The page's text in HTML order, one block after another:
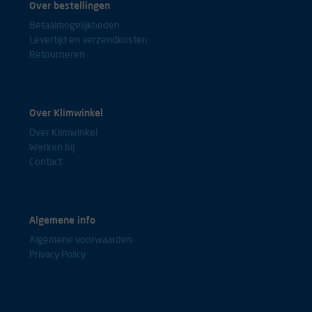
Mijn atc ( deels) vervangen met dit half dynamische zeker apparaat.
Voelt gelijk goed veilg en werkt intuïtief. En blokkeert dus bij veel
hoeken zelf. Een clipon ( meer zekerheid) heb ik nog niet, is los
Ligt goed in de hand. Werkt vlot met verschillende touw diktes. Mijn
Over bestellingen
Betaalmogelijkheden
Levertijd en verzendkosten
Retourneren
Over Klimwinkel
Over Klimwinkel
Werken bij
Contact
Algemene info
Algemene voorwaarden
Privacy Policy